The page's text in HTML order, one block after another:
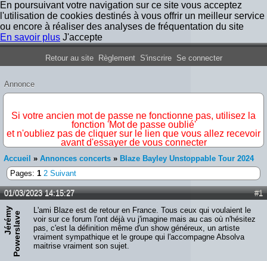
En poursuivant votre navigation sur ce site vous acceptez
l'utilisation de cookies destinés à vous offrir un meilleur service
ou encore à réaliser des analyses de fréquentation du site
En savoir plus J'accepte
Forum Iron Maiden France
Retour au site Règlement S'inscrire Se connecter
Annonce
Si votre ancien mot de passe ne fonctionne pas, utilisez la
fonction 'Mot de passe oublié'
et n'oubliez pas de cliquer sur le lien que vous allez recevoir
avant d'essayer de vous connecter
Accueil » Annonces concerts » Blaze Bayley Unstoppable Tour 2024
Pages: 1 2 Suivant
#1
01/03/2023 14:15:27
J
é
r
ém
y
P
o
w
e
r
s
l
a
ve
L'ami Blaze est de retour en France. Tous ceux qui voulaient le
voir sur ce forum l'ont déjà vu j'imagine mais au cas où n'hésitez
pas, c'est la définition même d'un show généreux, un artiste
vraiment sympathique et le groupe qui l'accompagne Absolva
maitrise vraiment son sujet.